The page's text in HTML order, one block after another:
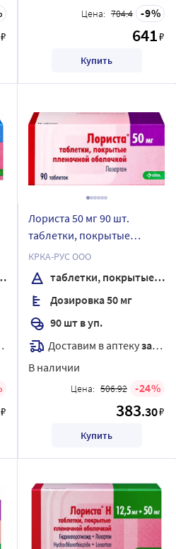
₽
Цена: 704.4 9
641₽
Купить
₽
Лориста 50 мг 90 шт.
таблетки, покрытые
пленочной оболочкой
КРКА-РУС ООО
таблетки, покрытые пленочной оболочкой
Дозировка 50 мг
90 шт в уп.
Доставим в аптекузавтра
В наличии
Цена: 506.92 24
383.30₽
Купить